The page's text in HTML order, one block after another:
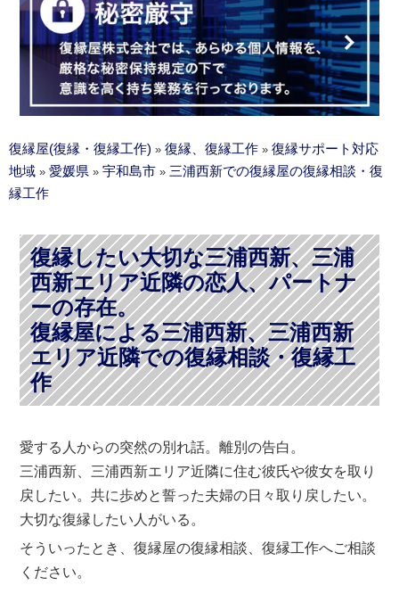
復縁屋(復縁・復縁工作) » 復縁、復縁工作 » 復縁サポート対応
地域 » 愛媛県 » 宇和島市 » 三浦西新での復縁屋の復縁相談・復
縁工作
復縁したい大切な三浦西新、三浦
西新エリア近隣の恋人、パートナ
ーの存在。
復縁屋による三浦西新、三浦西新
エリア近隣での復縁相談・復縁工
作
愛する人からの突然の別れ話。離別の告白。
三浦西新、三浦西新エリア近隣に住む彼氏や彼女を取り
戻したい。共に歩めと誓った夫婦の日々取り戻したい。
大切な復縁したい人がいる。
そういったとき、復縁屋の復縁相談、復縁工作へご相談
ください。